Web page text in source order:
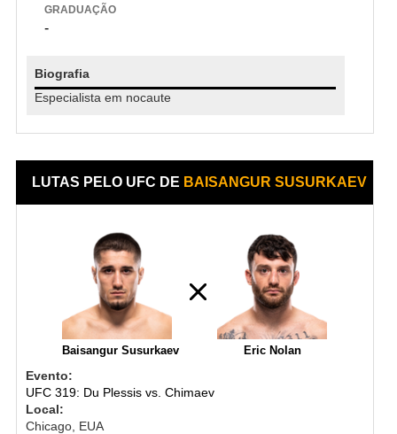
GRADUAÇÃO
-
Biografia
Especialista em nocaute
LUTAS PELO UFC DE BAISANGUR SUSURKAEV
Baisangur Susurkaev Eric Nolan
Evento:
UFC 319: Du Plessis vs. Chimaev
Local:
Chicago, EUA